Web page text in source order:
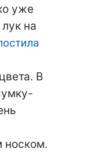
уже
на
В
носком.